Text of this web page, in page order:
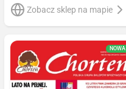
Zobacz sklep na mapie
NOWA